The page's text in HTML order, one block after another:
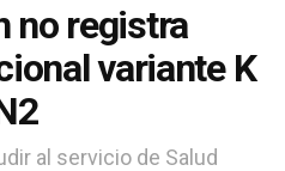
no registra
variante K
al servicio de Salud